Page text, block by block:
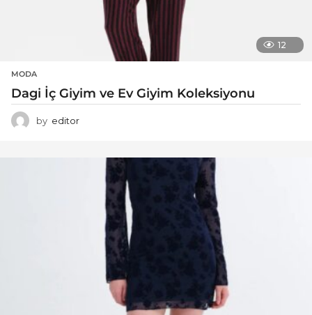
12
MODA
Dagi İç Giyim ve Ev Giyim Koleksiyonu
by editor